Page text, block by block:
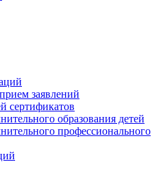
заявлений
сертификатов
образования детей
профессионального